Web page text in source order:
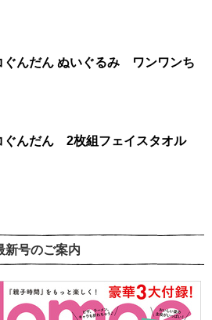
ぐんだん ぬいぐるみ ワンワンち
ぐんだん 2枚組フェイスタオル
新号のご案内